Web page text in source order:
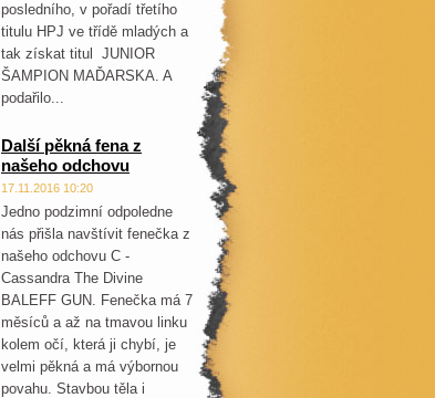
posledního, v pořadí třetího
titulu HPJ ve třídě mladých a
tak získat titul JUNIOR
ŠAMPION MAĎARSKA. A
podařilo...
Další pěkná fena z
našeho odchovu
17.11.2016 10:20
Jedno podzimní odpoledne
nás přišla navštívit fenečka z
našeho odchovu C -
Cassandra The Divine
BALEFF GUN. Fenečka má 7
měsíců a až na tmavou linku
kolem očí, která ji chybí, je
velmi pěkná a má výbornou
povahu. Stavbou těla i